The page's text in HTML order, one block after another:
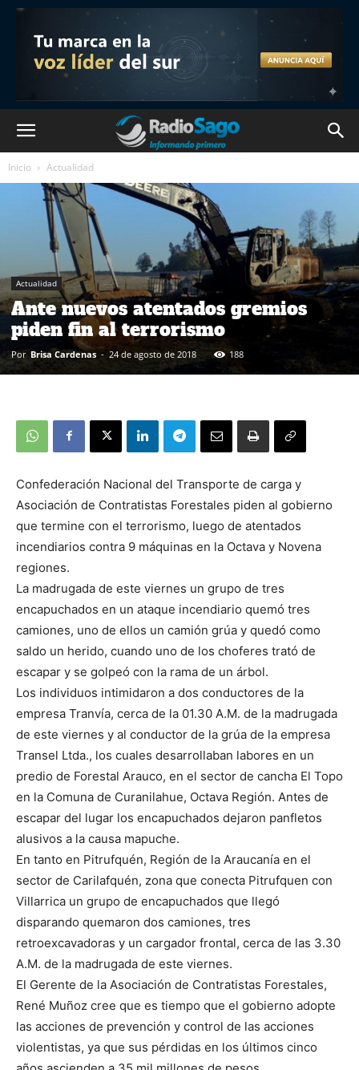
Inicio Actualidad
Actualidad
Ante nuevos atentados gremios
piden fin al terrorismo
Por Brisa Cardenas - 24 de agosto de 2018 188
Confederación Nacional del Transporte de carga y
Asociación de Contratistas Forestales piden al gobierno
que termine con el terrorismo, luego de atentados
incendiarios contra 9 máquinas en la Octava y Novena
regiones.
La madrugada de este viernes un grupo de tres
encapuchados en un ataque incendiario quemó tres
camiones, uno de ellos un camión grúa y quedó como
saldo un herido, cuando uno de los choferes trató de
escapar y se golpeó con la rama de un árbol.
Los individuos intimidaron a dos conductores de la
empresa Tranvía, cerca de la 01.30 A.M. de la madrugada
de este viernes y al conductor de la grúa de la empresa
Transel Ltda., los cuales desarrollaban labores en un
predio de Forestal Arauco, en el sector de cancha El Topo
en la Comuna de Curanilahue, Octava Región. Antes de
escapar del lugar los encapuchados dejaron panfletos
alusivos a la causa mapuche.
En tanto en Pitrufquén, Región de la Araucanía en el
sector de Carilafquén, zona que conecta Pitrufquen con
Villarrica un grupo de encapuchados que llegó
disparando quemaron dos camiones, tres
retroexcavadoras y un cargador frontal, cerca de las 3.30
A.M. de la madrugada de este viernes.
El Gerente de la Asociación de Contratistas Forestales,
René Muñoz cree que es tiempo que el gobierno adopte
las acciones de prevención y control de las acciones
violentistas, ya que sus pérdidas en los últimos cinco